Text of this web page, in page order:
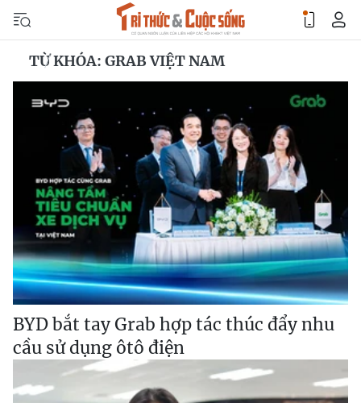
TỪ KHÓA: GRAB VIỆT NAM
BYD bắt tay Grab hợp tác thúc đẩy nhu
cầu sử dụng ôtô điện